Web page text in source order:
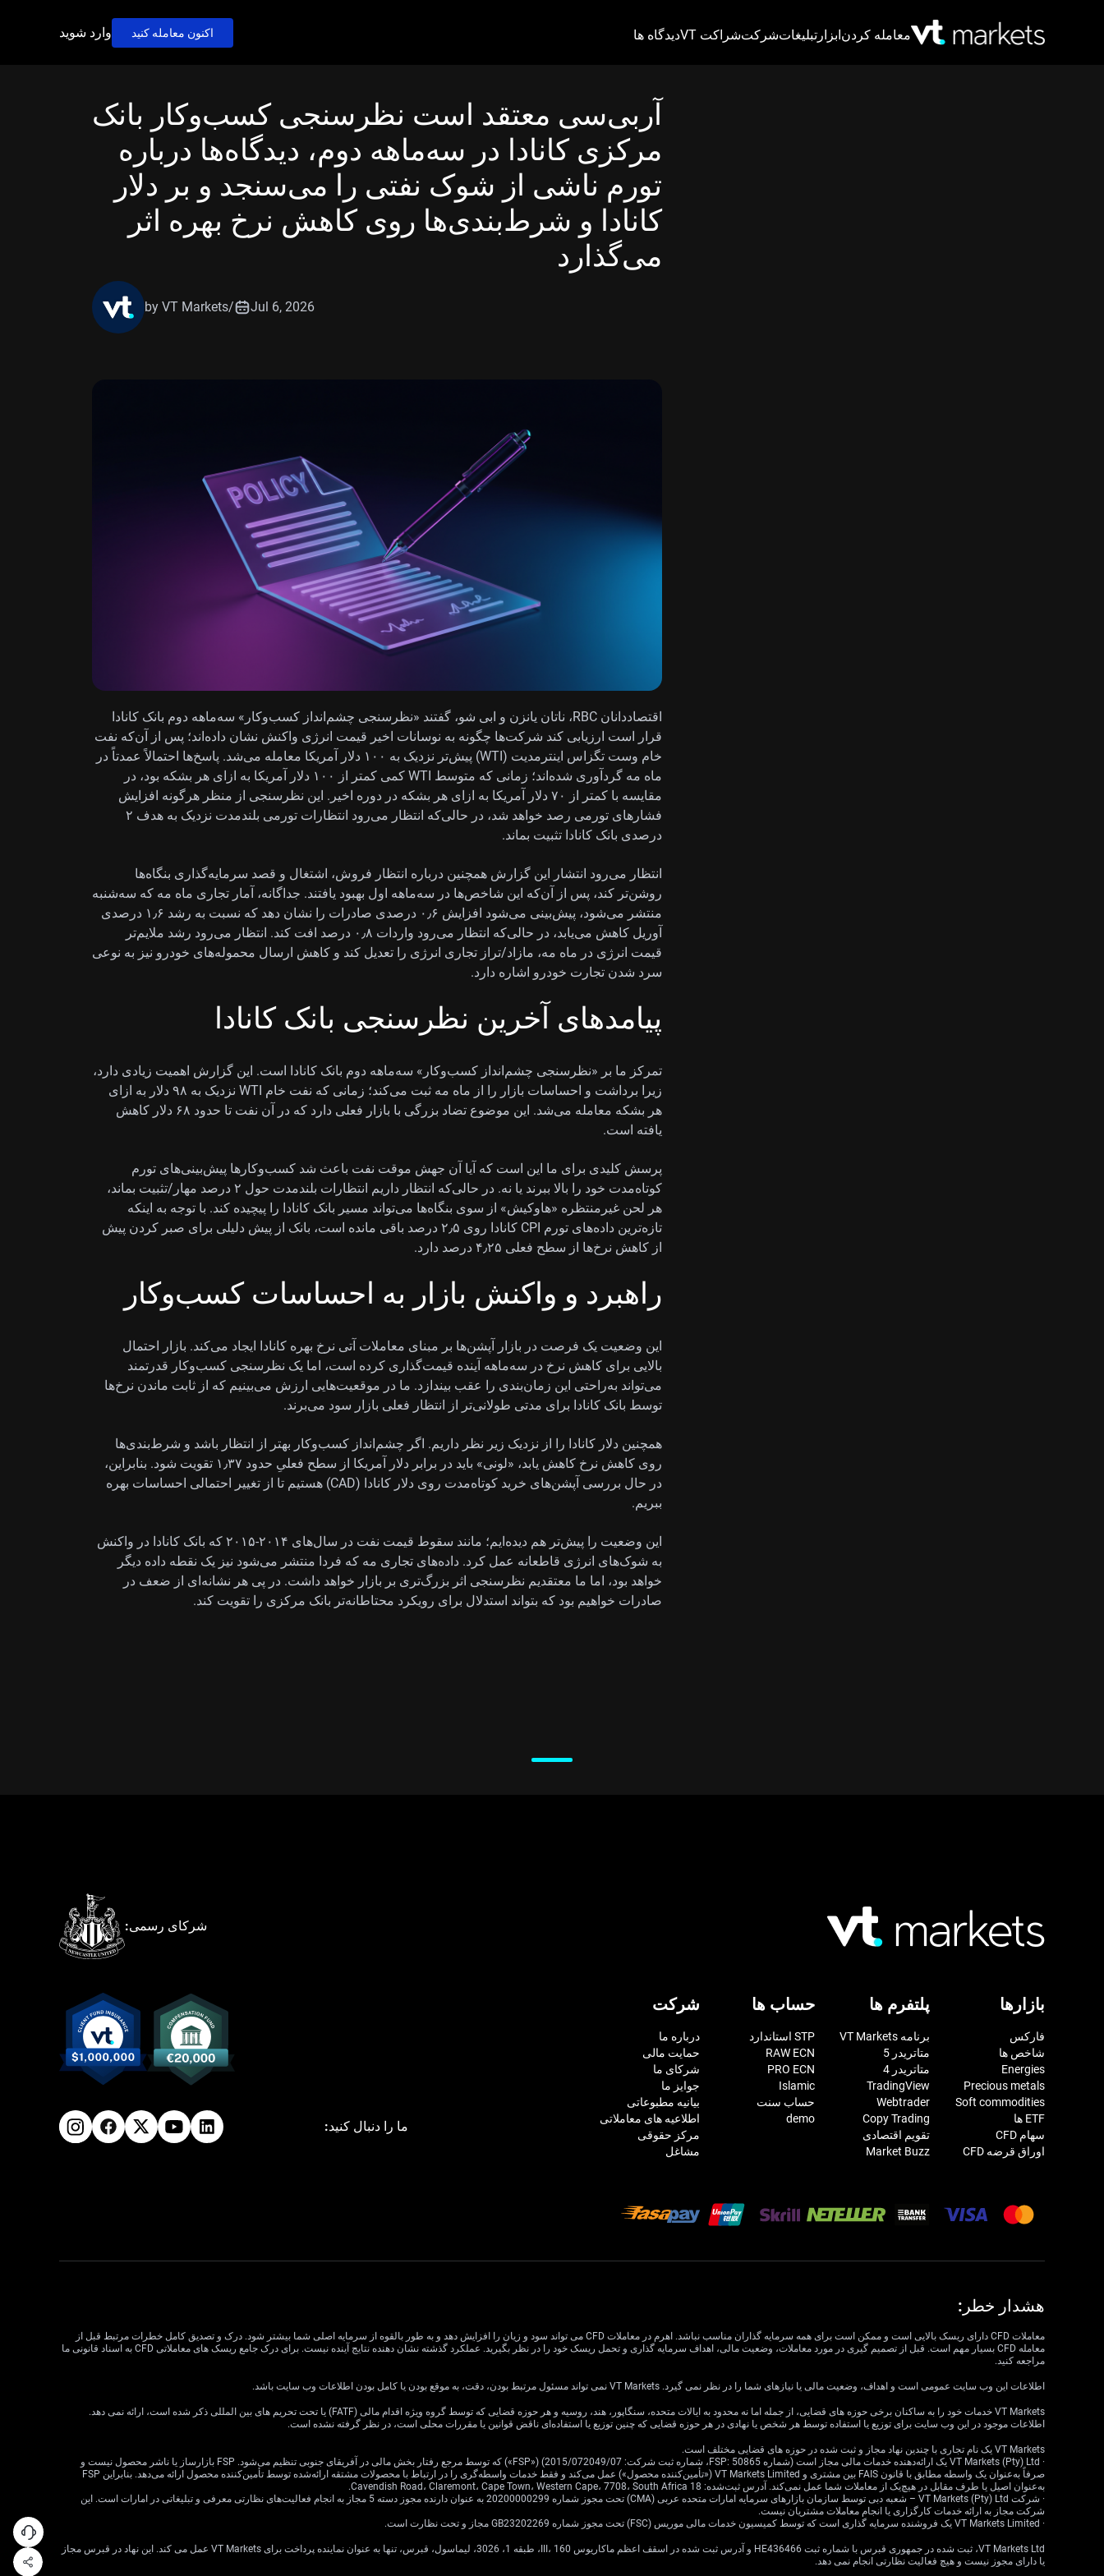
معامله کردنابزار تبلیغاتشرکتشراکت VT دیدگاه ها اکنون معامله کنید وارد شوید
آر‌بی‌سی معتقد است نظرسنجی کسب‌وکار بانک
مرکزی کانادا در سه‌ماهه دوم، دیدگاه‌ها درباره
تورم ناشی از شوک نفتی را می‌سنجد و بر دلار
کانادا و شرط‌بندی‌ها روی کاهش نرخ بهره اثر
می‌گذارد
by VT Markets/ Jul 6, 2026
اقتصاددانان RBC، ناتان یانزن و ابی شو، گفتند «نظرسنجی چشم‌انداز کسب‌وکار» سه‌ماهه دوم بانک کانادا
قرار است ارزیابی کند شرکت‌ها چگونه به نوسانات اخیر قیمت انرژی واکنش نشان داده‌اند؛ پس از آن‌که نفت
خام وست تگزاس اینترمدیت (WTI) پیش‌تر نزدیک به ۱۰۰ دلار آمریکا معامله می‌شد. پاسخ‌ها احتمالاً عمدتاً در
ماه مه گردآوری شده‌اند؛ زمانی که متوسط WTI کمی کمتر از ۱۰۰ دلار آمریکا به ازای هر بشکه بود، در
مقایسه با کمتر از ۷۰ دلار آمریکا به ازای هر بشکه در دوره اخیر. این نظرسنجی از منظر هرگونه افزایش
فشارهای تورمی رصد خواهد شد، در حالی‌که انتظار می‌رود انتظارات تورمی بلندمدت نزدیک به هدف ۲
درصدی بانک کانادا تثبیت بماند.
انتظار می‌رود انتشار این گزارش همچنین درباره انتظار فروش، اشتغال و قصد سرمایه‌گذاری بنگاه‌ها
روشن‌تر کند، پس از آن‌که این شاخص‌ها در سه‌ماهه اول بهبود یافتند. جداگانه، آمار تجاری ماه مه که سه‌شنبه
منتشر می‌شود، پیش‌بینی می‌شود افزایش ۰٫۶ درصدی صادرات را نشان دهد که نسبت به رشد ۱٫۶ درصدی
آوریل کاهش می‌یابد، در حالی‌که انتظار می‌رود واردات ۰٫۸ درصد افت کند. انتظار می‌رود رشد ملایم‌تر
قیمت انرژی در ماه مه، مازاد/تراز تجاری انرژی را تعدیل کند و کاهش ارسال محموله‌های خودرو نیز به نوعی
سرد شدن تجارت خودرو اشاره دارد.
پیامدهای آخرین نظرسنجی بانک کانادا
تمرکز ما بر «نظرسنجی چشم‌انداز کسب‌وکار» سه‌ماهه دوم بانک کانادا است. این گزارش اهمیت زیادی دارد،
زیرا برداشت و احساسات بازار را از ماه مه ثبت می‌کند؛ زمانی که نفت خام WTI نزدیک به ۹۸ دلار به ازای
هر بشکه معامله می‌شد. این موضوع تضاد بزرگی با بازار فعلی دارد که در آن نفت تا حدود ۶۸ دلار کاهش
یافته است.
پرسش کلیدی برای ما این است که آیا آن جهش موقت نفت باعث شد کسب‌وکارها پیش‌بینی‌های تورم
کوتاه‌مدت خود را بالا ببرند یا نه. در حالی‌که انتظار داریم انتظارات بلندمدت حول ۲ درصد مهار/تثبیت بماند،
هر لحن غیرمنتظره «هاوکیش» از سوی بنگاه‌ها می‌تواند مسیر بانک کانادا را پیچیده کند. با توجه به اینکه
تازه‌ترین داده‌های تورم CPI کانادا روی ۲٫۵ درصد باقی مانده است، بانک از پیش دلیلی برای صبر کردن پیش
از کاهش نرخ‌ها از سطح فعلی ۴٫۲۵ درصد دارد.
راهبرد و واکنش بازار به احساسات کسب‌وکار
این وضعیت یک فرصت در بازار آپشن‌ها بر مبنای معاملات آتی نرخ بهره کانادا ایجاد می‌کند. بازار احتمال
بالایی برای کاهش نرخ در سه‌ماهه آینده قیمت‌گذاری کرده است، اما یک نظرسنجی کسب‌وکار قدرتمند
می‌تواند به‌راحتی این زمان‌بندی را عقب بیندازد. ما در موقعیت‌هایی ارزش می‌بینیم که از ثابت ماندن نرخ‌ها
توسط بانک کانادا برای مدتی طولانی‌تر از انتظار فعلی بازار سود می‌برند.
همچنین دلار کانادا را از نزدیک زیر نظر داریم. اگر چشم‌انداز کسب‌وکار بهتر از انتظار باشد و شرط‌بندی‌ها
روی کاهش نرخ کاهش یابد، «لونی» باید در برابر دلار آمریکا از سطح فعلیِ حدود ۱٫۳۷ تقویت شود. بنابراین،
در حال بررسی آپشن‌های خرید کوتاه‌مدت روی دلار کانادا (CAD) هستیم تا از تغییر احتمالی احساسات بهره
ببریم.
این وضعیت را پیش‌تر هم دیده‌ایم؛ مانند سقوط قیمت نفت در سال‌های ۲۰۱۴-۲۰۱۵ که بانک کانادا در واکنش
به شوک‌های انرژی قاطعانه عمل کرد. داده‌های تجاری مه که فردا منتشر می‌شود نیز یک نقطه داده دیگر
خواهد بود، اما ما معتقدیم نظرسنجی اثر بزرگ‌تری بر بازار خواهد داشت. در پی هر نشانه‌ای از ضعف در
صادرات خواهیم بود که بتواند استدلال برای رویکرد محتاطانه‌تر بانک مرکزی را تقویت کند.
شرکای رسمی:
بازارها
فارکس
شاخص ها
Energies
Precious metals
Soft commodities
ETF ها
سهام CFD
اوراق قرضه CFD
پلتفرم ها
برنامه VT Markets
متاتریدر 5
متاتریدر 4
TradingView
Webtrader
Copy Trading
تقویم اقتصادی
Market Buzz
حساب ها
STP استاندارد
RAW ECN
PRO ECN
Islamic
حساب سنت
demo
شرکت
درباره ما
حمایت مالی
شرکای ما
جوایز ما
بیانیه مطبوعاتی
اطلاعیه های معاملاتی
مرکز حقوقی
مشاغل
ما را دنبال کنید:
هشدار خطر:
معاملات CFD دارای ریسک بالایی است و ممکن است برای همه سرمایه گذاران مناسب نباشد. اهرم در معاملات CFD می تواند سود و زیان را افزایش دهد و به طور بالقوه از سرمایه اصلی شما بیشتر شود. درک و تصدیق کامل خطرات مرتبط قبل از
معامله CFD بسیار مهم است. قبل از تصمیم گیری در مورد معاملات، وضعیت مالی، اهداف سرمایه گذاری و تحمل ریسک خود را در نظر بگیرید. عملکرد گذشته نشان دهنده نتایج آینده نیست. برای درک جامع ریسک های معاملاتی CFD به اسناد قانونی ما
مراجعه کنید.
اطلاعات این وب سایت عمومی است و اهداف، وضعیت مالی یا نیازهای شما را در نظر نمی گیرد. VT Markets نمی تواند مسئول مرتبط بودن، دقت، به موقع بودن یا کامل بودن اطلاعات وب سایت باشد.
VT Markets خدمات خود را به ساکنان برخی حوزه های قضایی، از جمله اما نه محدود به ایالات متحده، سنگاپور، هند، روسیه و هر حوزه قضایی که توسط گروه ویژه اقدام مالی (FATF) یا تحت تحریم های بین المللی ذکر شده است، ارائه نمی دهد.
اطلاعات موجود در این وب سایت برای توزیع یا استفاده توسط هر شخص یا نهادی در هر حوزه قضایی که چنین توزیع یا استفاده‌ای ناقض قوانین یا مقررات محلی است، در نظر گرفته نشده است.
VT Markets یک نام تجاری با چندین نهاد مجاز و ثبت شده در حوزه های قضایی مختلف است.
· VT Markets (Pty) Ltd یک ارائه‌دهنده خدمات مالی مجاز است (شماره FSP: 50865، شماره ثبت شرکت: 2015/072049/07) («FSP») که توسط مرجع رفتار بخش مالی در آفریقای جنوبی تنظیم می‌شود. FSP بازارساز یا ناشر محصول نیست و
صرفاً به‌عنوان یک واسطه مطابق با قانون FAIS بین مشتری و VT Markets Limited («تأمین‌کننده محصول») عمل می‌کند و فقط خدمات واسطه‌گری را در ارتباط با محصولات مشتقه ارائه‌شده توسط تأمین‌کننده محصول ارائه می‌دهد. بنابراین FSP
به‌عنوان اصیل یا طرف مقابل در هیچ‌یک از معاملات شما عمل نمی‌کند. آدرس ثبت‌شده: 18 Cavendish Road، Claremont، Cape Town، Western Cape، 7708، South Africa.
· شرکت VT Markets (Pty) Ltd – شعبه دبی توسط سازمان بازارهای سرمایه امارات متحده عربی (CMA) تحت مجوز شماره 20200000299 به عنوان دارنده مجوز دسته 5 مجاز به انجام فعالیت‌های نظارتی معرفی و تبلیغاتی در امارات است. این
شرکت مجاز به ارائه خدمات کارگزاری یا انجام معاملات مشتریان نیست.
· VT Markets Limited یک فروشنده سرمایه گذاری است که توسط کمیسیون خدمات مالی موریس (FSC) تحت مجوز شماره GB23202269 مجاز و تحت نظارت است.
VT Markets Ltd، ثبت شده در جمهوری قبرس با شماره ثبت HE436466 و آدرس ثبت شده در اسقف اعظم ماکاریوس III، 160، طبقه 1، 3026، لیماسول، قبرس، تنها به عنوان نماینده پرداخت برای VT Markets عمل می کند. این نهاد در قبرس مجاز
یا دارای مجوز نیست و هیچ فعالیت نظارتی انجام نمی دهد.